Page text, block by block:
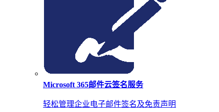
Microsoft 365邮件云签名服务
轻松管理企业电子邮件签名及免责声明